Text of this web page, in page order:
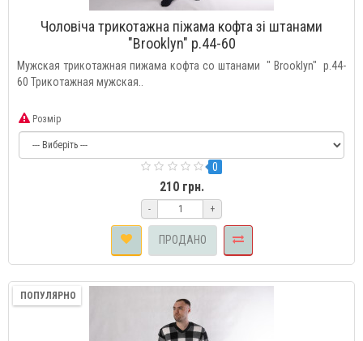
Чоловіча трикотажна піжама кофта зі штанами
"Brooklyn" р.44-60
Мужская трикотажная пижама кофта со штанами " Brooklyn" р.44-
60 Трикотажная мужская..
Розмір
0
210 грн.
- +
ПРОДАНО
ПОПУЛЯРНО